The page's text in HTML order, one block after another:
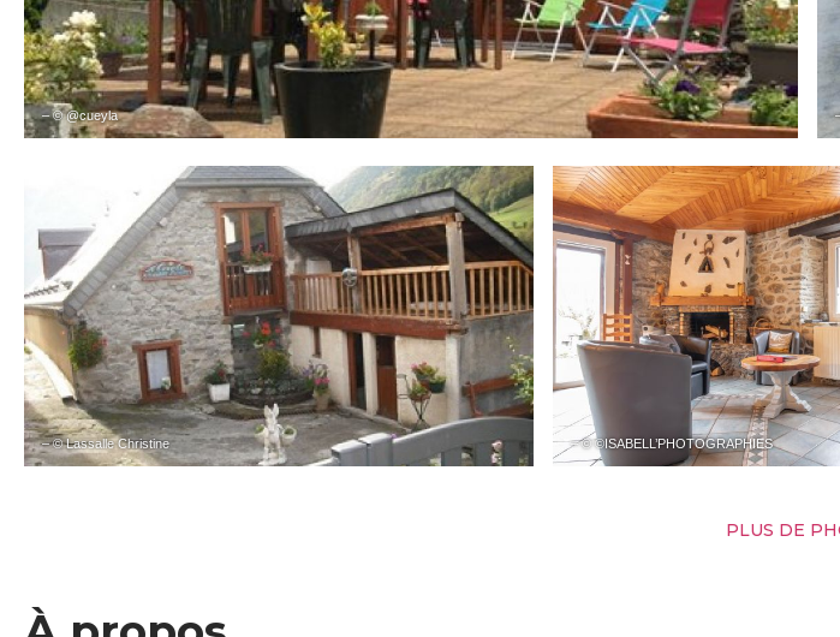
– © @cueyla
– © Lassalle Christine – © ©ISABELL’PHOTOGRAPHIES
PLUS DE